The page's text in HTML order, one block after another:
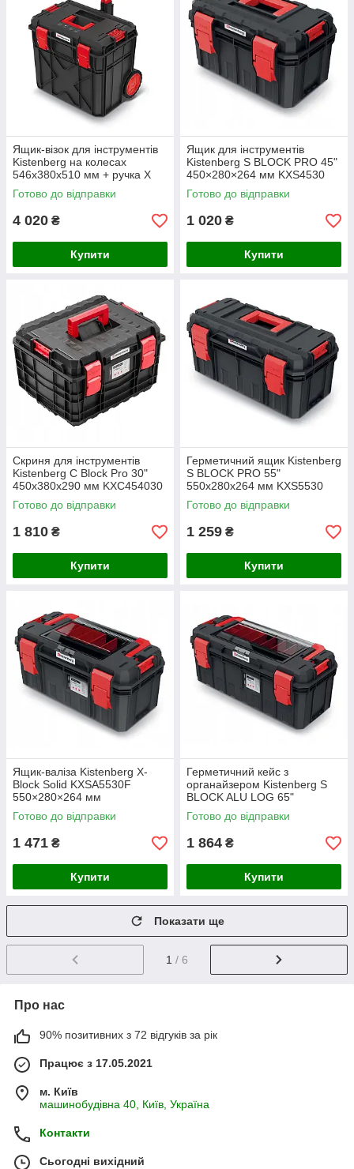
Ящик-візок для інструментів
Kistenberg на колесах
546x380x510 мм + ручка X
Block PRO KXB604050
Готово до відправки
4 020 ₴
Купити
Ящик для інструментів
Kistenberg S BLOCK PRO 45"
450×280×264 мм KXS4530
Готово до відправки
1 020 ₴
Купити
Скриня для інструментів
Kistenberg C Block Pro 30"
450x380x290 мм KXC454030
Готово до відправки
1 810 ₴
Купити
Герметичний ящик Kistenberg
S BLOCK PRO 55"
550x280x264 мм KXS5530
Готово до відправки
1 259 ₴
Купити
Ящик-валіза Kistenberg X-
Block Solid KXSA5530F
550×280×264 мм
Готово до відправки
1 471 ₴
Купити
Герметичний кейс з
органайзером Kistenberg S
BLOCK ALU LOG 65"
KXSA6530F 650×280×280 мм
Готово до відправки
1 864 ₴
Купити
Показати ще
1 / 6
Про нас
90% позитивних з 72 відгуків за рік
Працює з 17.05.2021
м. Київ
машинобудівна 40, Київ, Україна
Контакти
Сьогодні вихідний